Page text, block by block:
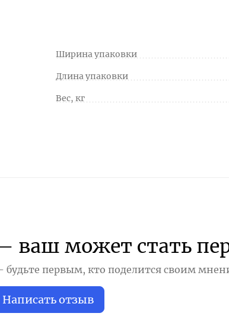
Ширина упаковки
Длина упаковки
Вес, кг
ваш может стать
первым, кто поделится своим
Написать отзыв